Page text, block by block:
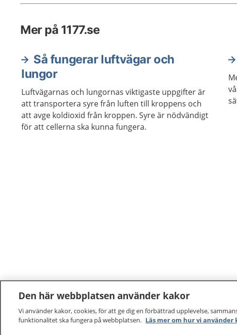
och svälja. Då kan barnet behöva
Mer på 1177.se
Så fungerar luftvägar och
lungor
Luftvägarnas och lungornas viktigaste uppgifter är
att transportera syre från luften till kroppens och
att avge koldioxid från kroppen. Syre är nödvändigt
för att cellerna ska kunna fungera.
Den här webbplatsen använder kakor
Vi använder kakor, cookies, för att ge dig en förbättrad upplevelse,
funktionalitet ska fungera på webbplatsen. Läs mer om hur vi använder